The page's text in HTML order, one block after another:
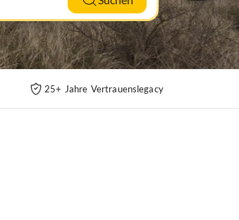
25+ Jahre Vertrauenslegacy